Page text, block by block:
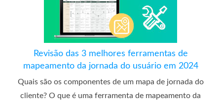
Revisão das 3 melhores ferramentas de
mapeamento da jornada do usuário em 2024
Quais são os componentes de um mapa de jornada do
cliente? O que é uma ferramenta de mapeamento da